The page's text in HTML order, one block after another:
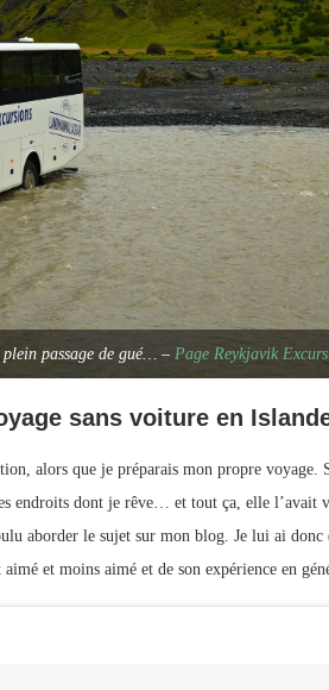
passage de gué… – Page Reykjavik
sans voiture en
alors que je préparais mon propre voyage.
endroits dont je rêve… et tout ça, elle l’avait
aborder le sujet sur mon blog. Je lui ai donc
et moins aimé et de son expérience en